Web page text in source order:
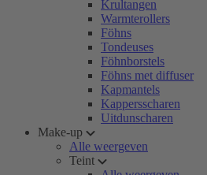
Krultangen
Warmterollers
Föhns
Tondeuses
Föhnborstels
Föhns met diffuser
Kapmantels
Kappersscharen
Uitdunscharen
Make-up
Alle weergeven
Teint